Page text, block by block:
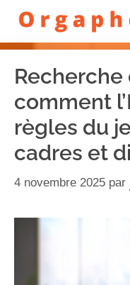
Recherche
comment
règles du
cadres et
4 novembre 2025 par